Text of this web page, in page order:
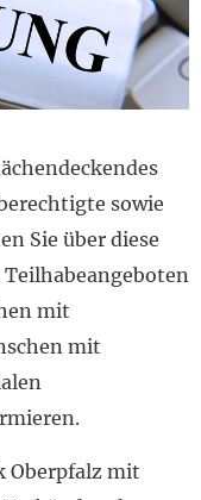
sowie
Sie über diese
mit
mit
Oberpfalz mit